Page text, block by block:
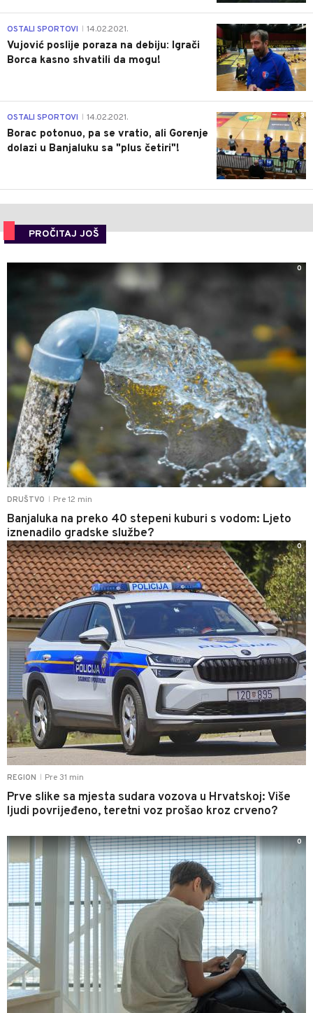
1
OSTALI SPORTOVI 14.02.2021.
Vujović poslije poraza na debiju: Igrači
Borca kasno shvatili da mogu!
3
OSTALI SPORTOVI 14.02.2021.
Borac potonuo, pa se vratio, ali Gorenje
dolazi u Banjaluku sa "plus četiri"!
PROČITAJ JOŠ
DRUŠTVO Pre 12 min
Banjaluka na preko 40 stepeni kuburi s vodom: Ljeto
iznenadilo gradske službe?
0
REGION Pre 31 min
Prve slike sa mjesta sudara vozova u Hrvatskoj: Više
ljudi povrijeđeno, teretni voz prošao kroz crveno?
0
0